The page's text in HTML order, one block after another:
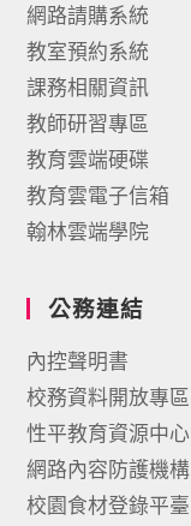
網路請購系統
教室預約系統
課務相關資訊
教師研習專區
教育雲端硬碟
教育雲電子信箱
翰林雲端學院
公務連結
內控聲明書
校務資料開放專區
性平教育資源中心
網路內容防護機構
校園食材登錄平臺